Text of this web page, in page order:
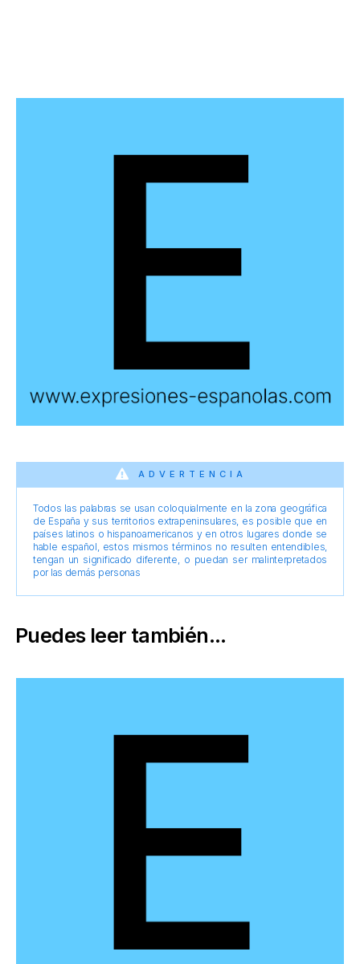
ADVERTENCIA
Todos las palabras se usan coloquialmente en la zona geográfica
de España y sus territorios extrapeninsulares, es posible que en
países latinos o hispanoamericanos y en otros lugares donde se
hable español, estos mismos términos no resulten entendibles,
tengan un significado diferente, o puedan ser malinterpretados
por las demás personas
Puedes leer también...